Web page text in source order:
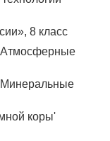
8 класс
'Атмосферные
коры'